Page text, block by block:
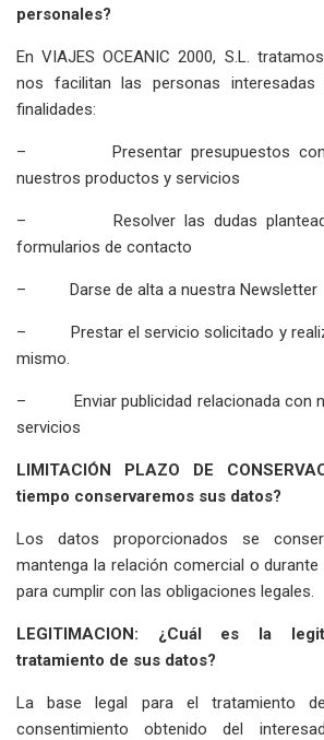
personales?
En VIAJES OCEANIC 2000, S.L.
nos facilitan las personas interesadas
finalidades:
– Presentar presupuestos con
nuestros productos y servicios
– Resolver las dudas
formularios de contacto
– Darse de alta a nuestra Newsletter
– Prestar el servicio solicitado y
mismo.
– Enviar publicidad relacionada con
servicios
LIMITACIÓN PLAZO DE
tiempo conservaremos sus datos?
Los datos proporcionados se
mantenga la relación comercial o
para cumplir con las obligaciones legales.
LEGITIMACION: ¿Cuál es la
tratamiento de sus datos?
La base legal para el tratamiento
consentimiento obtenido del